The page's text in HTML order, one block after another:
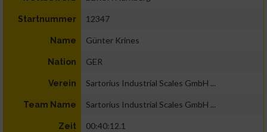
Startnummer 12347
Name Günter Krines
Nation GER
Verein Sartorius Industrial Scales GmbH ...
Team Name Sartorius Industrial Scales GmbH ...
Zeit 00:40:12.1